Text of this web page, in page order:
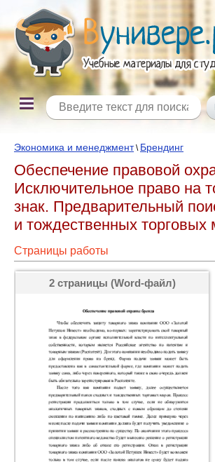
Экономика и менеджмент\ Брендинг
Обеспечение правовой
Исключительное право на
знак. Предварительный
и тождественных торговых
Страницы работы
2 страницы (Word-файл)